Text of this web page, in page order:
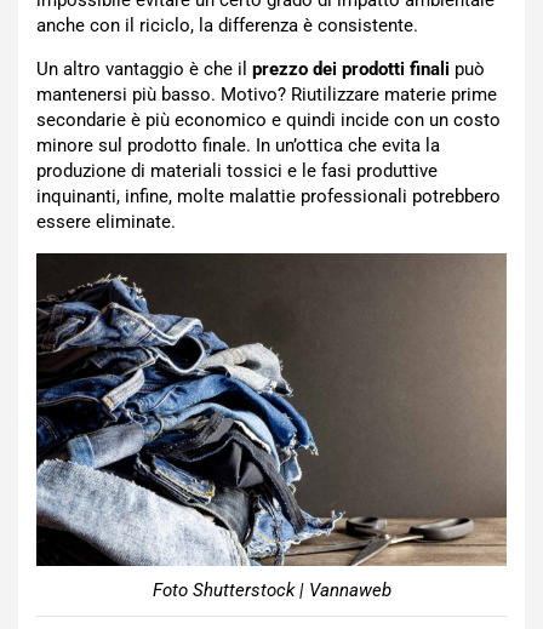
anche con il riciclo, la differenza è consistente.
Un altro vantaggio è che il prezzo dei prodotti finali può
mantenersi più basso. Motivo? Riutilizzare materie prime
secondarie è più economico e quindi incide con un costo
minore sul prodotto finale. In un’ottica che evita la
produzione di materiali tossici e le fasi produttive
inquinanti, infine, molte malattie professionali potrebbero
essere eliminate.
Foto Shutterstock | Vannaweb